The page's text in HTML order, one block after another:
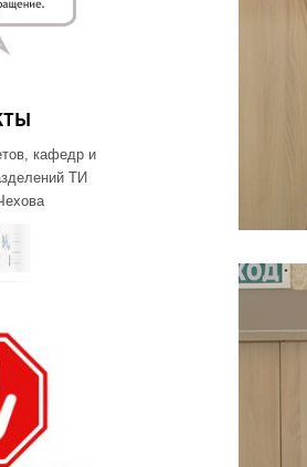
кафедр и
ТИ